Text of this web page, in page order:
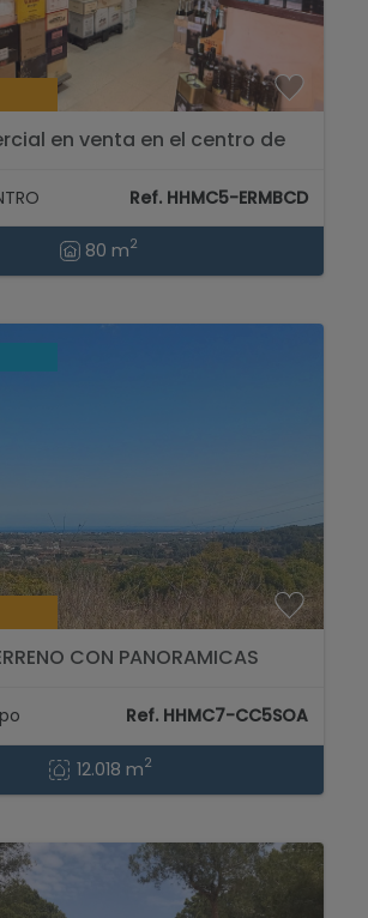
en venta en el centro de
Ref. HHMC5-ERMBCD
80 m2
CON PANORAMICAS
Ref. HHMC7-CC5SOA
12.018 m2